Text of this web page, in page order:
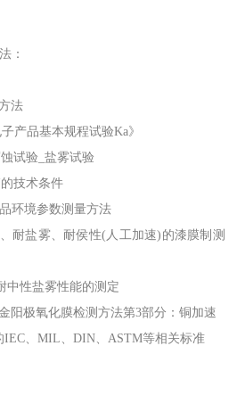
：
法
产品基本规程试验Ka》
试验_盐雾试验
技术条件
环境参数测量方法
耐盐雾、耐侯性(人工加速)的漆膜制测
中性盐雾性能的测定
阳极氧化膜检测方法第3部分：铜加速
IEC、MIL、DIN、ASTM等相关标准